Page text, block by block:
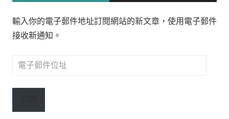
輸入你的電子郵件地址訂閱網站的新文章，使用電子郵件
接收新通知。
電
郵